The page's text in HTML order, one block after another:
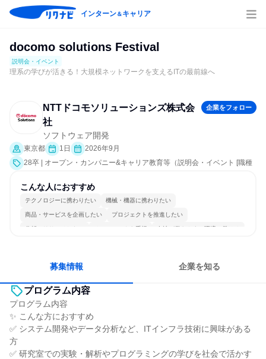
インターン＆キャリア
docomo solutions Festival
説明会・イベント
理系の学びが活きる！大規模ネットワークを支えるITの最前線へ
NTTドコモソリューションズ株式会
社
企業をフォロー
ソフトウェア開発
東京都 1日
2026年9月
28卒 | オープン・カンパニー&キャリア教育等（説明会・イベント [職種
こんな人におすすめ
テクノロジーに携わりたい 機械・機器に携わりたい
商品・サービスを企画したい プロジェクトを推進したい
分析・リサーチしたい チームワークを重視 女性が働きやすい環境で働ける
募集情報 企業を知る
プログラム内容
プログラム内容
✨ こんな方におすすめ
✅ システム開発やデータ分析など、ITインフラ技術に興味がある
方
✅ 研究室での実験・解析やプログラミングの学びを社会で活かす